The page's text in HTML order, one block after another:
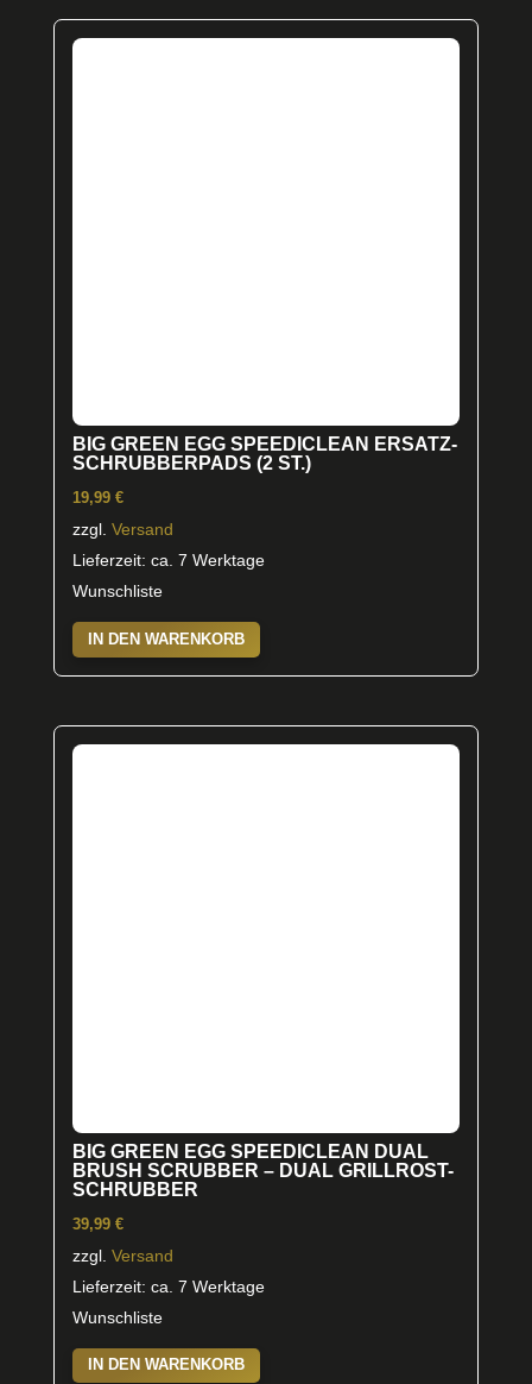
BIG GREEN EGG SPEEDICLEAN ERSATZ-
SCHRUBBERPADS (2 ST.)
19,99 €
zzgl. Versand
Lieferzeit: ca. 7 Werktage
Wunschliste
IN DEN WARENKORB
BIG GREEN EGG SPEEDICLEAN DUAL
BRUSH SCRUBBER – DUAL GRILLROST-
SCHRUBBER
39,99 €
zzgl. Versand
Lieferzeit: ca. 7 Werktage
Wunschliste
IN DEN WARENKORB